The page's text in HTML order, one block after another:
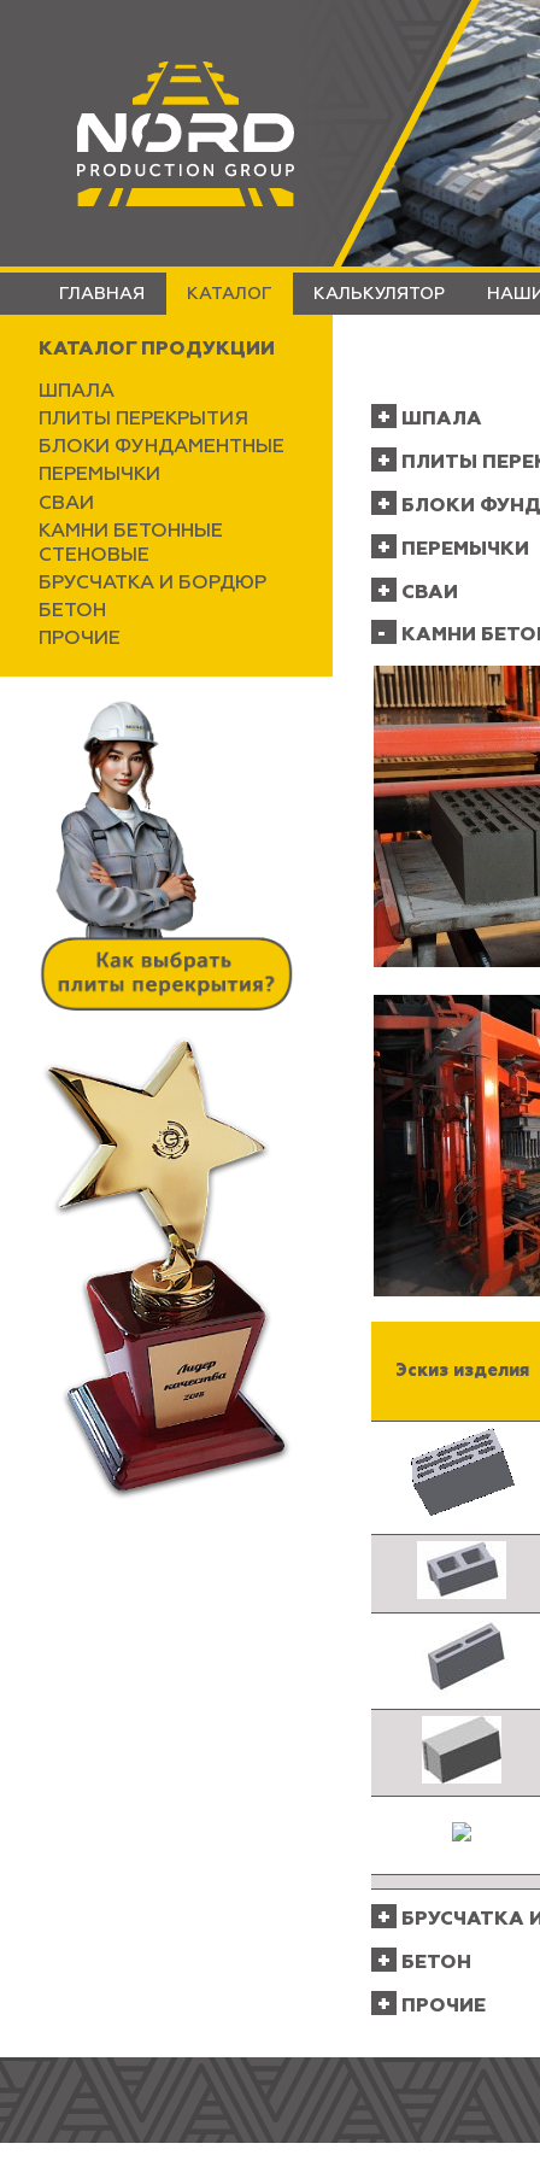
ГЛАВНАЯ КАТАЛОГ КАЛЬКУЛЯТОР
КАТАЛОГ ПРОДУКЦИИ
ШПАЛА
ПЛИТЫ ПЕРЕКРЫТИЯ
БЛОКИ ФУНДАМЕНТНЫЕ
ПЕРЕМЫЧКИ
СВАИ
КАМНИ БЕТОННЫЕ
СТЕНОВЫЕ
БРУСЧАТКА И БОРДЮР
БЕТОН
ПРОЧИЕ
ШПАЛА
ПЛИТЫ
БЛОКИ
ПЕРЕМЫЧКИ
СВАИ
КАМНИ
Эскиз изделия
БРУСЧАТКА
БЕТОН
ПРОЧИЕ